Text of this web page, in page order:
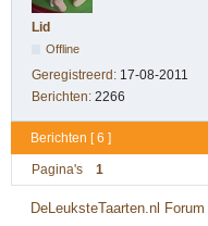
Lid
Offline
Geregistreerd: 17-08-2011
Berichten: 2266
Berichten [ 6 ]
Pagina's 1
DeLeuksteTaarten.nl Forum